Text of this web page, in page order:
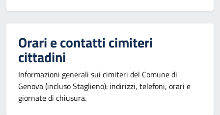
Orari e contatti cimiteri
cittadini
Informazioni generali sui cimiteri del Comune di
Genova (incluso Staglieno): indirizzi, telefoni, orari e
giornate di chiusura.